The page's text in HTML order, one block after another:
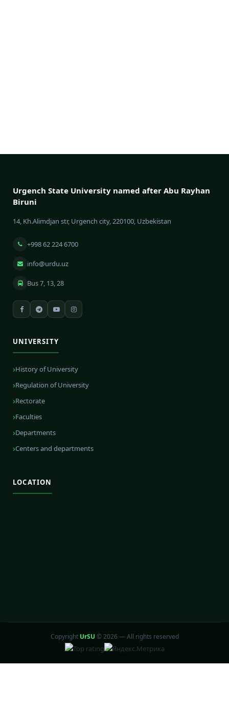
Urgench State University named after Abu Rayhan
Biruni
14, Kh.Alimdjan str, Urgench city, 220100, Uzbekistan
+998 62 224 6700
info@urdu.uz
Bus 7, 13, 28
UNIVERSITY
History of University
Regulation of University
Rectorate
Faculties
Departments
Centers and departments
LOCATION
Copyright UrSU ©2026 — All rights reserved